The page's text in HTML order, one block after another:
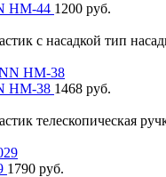
HM-44 1200 руб.
с насадкой тип
HM-38 1468 руб.
телескопическая
1790 руб.